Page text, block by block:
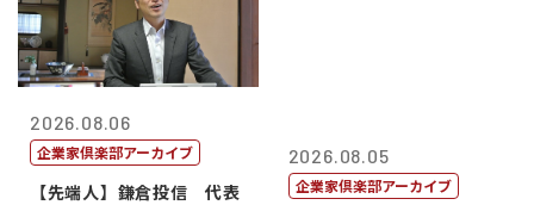
2026.08.06
企業家倶楽部アーカイブ
【先端人】鎌倉投信 代表
2026.08.05
企業家倶楽部アーカイブ